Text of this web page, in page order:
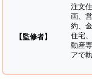
【監修者】
注文
画、
約、
住宅
動産
アで